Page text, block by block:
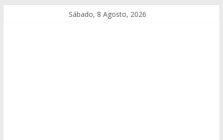
Sábado, 8 Agosto, 2026